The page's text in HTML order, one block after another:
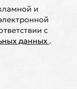
и
с
данных .